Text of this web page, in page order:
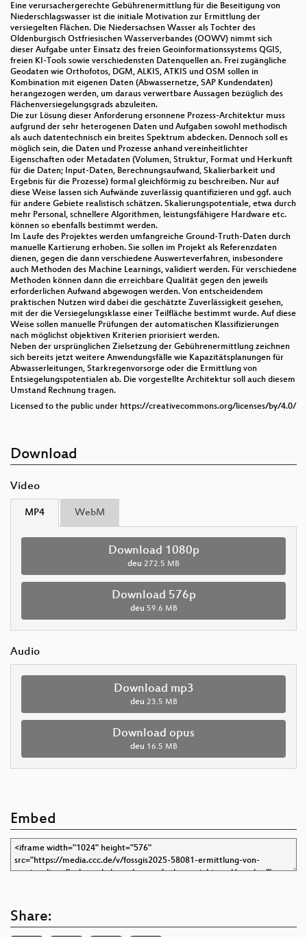
Eine verursachergerechte Gebührenermittlung für die Beseitigung von
Niederschlagswasser ist die initiale Motivation zur Ermittlung der
versiegelten Flächen. Die Niedersachsen Wasser als Tochter des
Oldenburgisch Ostfriesischen Wasserverbandes (OOWV) nimmt sich
dieser Aufgabe unter Einsatz des freien Geoinformationssystems QGIS,
freien KI-Tools sowie verschiedensten Datenquellen an. Frei zugängliche
Geodaten wie Orthofotos, DGM, ALKIS, ATKIS und OSM sollen in
Kombination mit eigenen Daten (Abwassernetze, SAP Kundendaten)
herangezogen werden, um daraus verwertbare Aussagen bezüglich des
Flächenversiegelungsgrads abzuleiten.
Die zur Lösung dieser Anforderung ersonnene Prozess-Architektur muss
aufgrund der sehr heterogenen Daten und Aufgaben sowohl methodisch
als auch datentechnisch ein breites Spektrum abdecken. Dennoch soll es
möglich sein, die Daten und Prozesse anhand vereinheitlichter
Eigenschaften oder Metadaten (Volumen, Struktur, Format und Herkunft
für die Daten; Input-Daten, Berechnungsaufwand, Skalierbarkeit und
Ergebnis für die Prozesse) formal gleichförmig zu beschreiben. Nur auf
diese Weise lassen sich Aufwände zuverlässig quantifizieren und ggf. auch
für andere Gebiete realistisch schätzen. Skalierungspotentiale, etwa durch
mehr Personal, schnellere Algorithmen, leistungsfähigere Hardware etc.
können so ebenfalls bestimmt werden.
Im Laufe des Projektes werden umfangreiche Ground-Truth-Daten durch
manuelle Kartierung erhoben. Sie sollen im Projekt als Referenzdaten
dienen, gegen die dann verschiedene Auswerteverfahren, insbesondere
auch Methoden des Machine Learnings, validiert werden. Für verschiedene
Methoden können dann die erreichbare Qualität gegen den jeweils
erforderlichen Aufwand abgewogen werden. Von entscheidendem
praktischen Nutzen wird dabei die geschätzte Zuverlässigkeit gesehen,
mit der die Versiegelungsklasse einer Teilfläche bestimmt wurde. Auf diese
Weise sollen manuelle Prüfungen der automatischen Klassifizierungen
nach möglichst objektiven Kriterien priorisiert werden.
Neben der ursprünglichen Zielsetzung der Gebührenermittlung zeichnen
sich bereits jetzt weitere Anwendungsfälle wie Kapazitätsplanungen für
Abwasserleitungen, Starkregenvorsorge oder die Ermittlung von
Entsiegelungspotentialen ab. Die vorgestellte Architektur soll auch diesem
Umstand Rechnung tragen.
Licensed to the public under https://creativecommons.org/licenses/by/4.0/
Download
Video
MP4 WebM
Download 1080p
deu 272.5 MB
Download 576p
deu 59.6 MB
Audio
Download mp3
deu 23.5 MB
Download opus
deu 16.5 MB
Embed
Share: